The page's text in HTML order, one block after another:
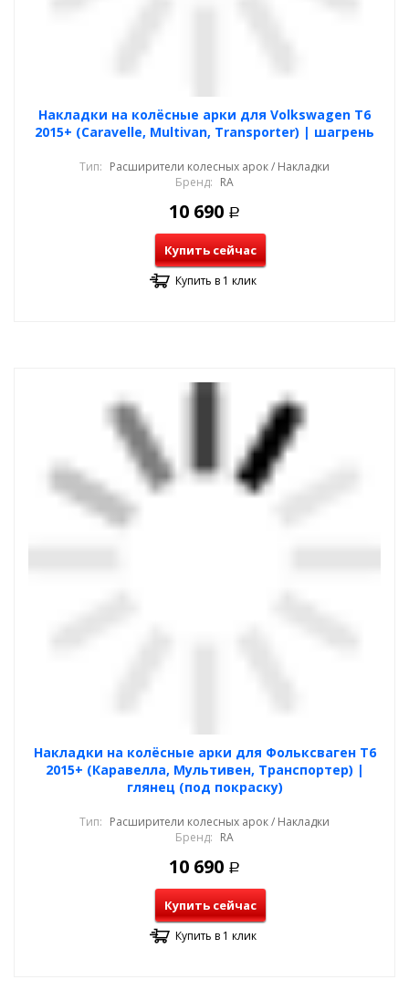
Накладки на колёсные арки для Volkswagen T6
2015+ (Caravelle, Multivan, Transporter) | шагрень
Тип: Расширители колесных арок / Накладки
Бренд: RA
10 690 Р
Купить сейчас
Купить в 1 клик
Накладки на колёсные арки для Фольксваген Т6
2015+ (Каравелла, Мультивен, Транспортер) |
глянец (под покраску)
Тип: Расширители колесных арок / Накладки
Бренд: RA
10 690 Р
Купить сейчас
Купить в 1 клик